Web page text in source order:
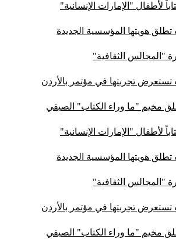
تطلق هويتها المؤسسية الجديدة
"المجالس الثقافية"
تستعرض تجربتها في مؤتمر بالأردن
مخيم "ما وراء الكتاب" الصيفي
تطلق هويتها المؤسسية الجديدة
"المجالس الثقافية"
تستعرض تجربتها في مؤتمر بالأردن
مخيم "ما وراء الكتاب" الصيفي